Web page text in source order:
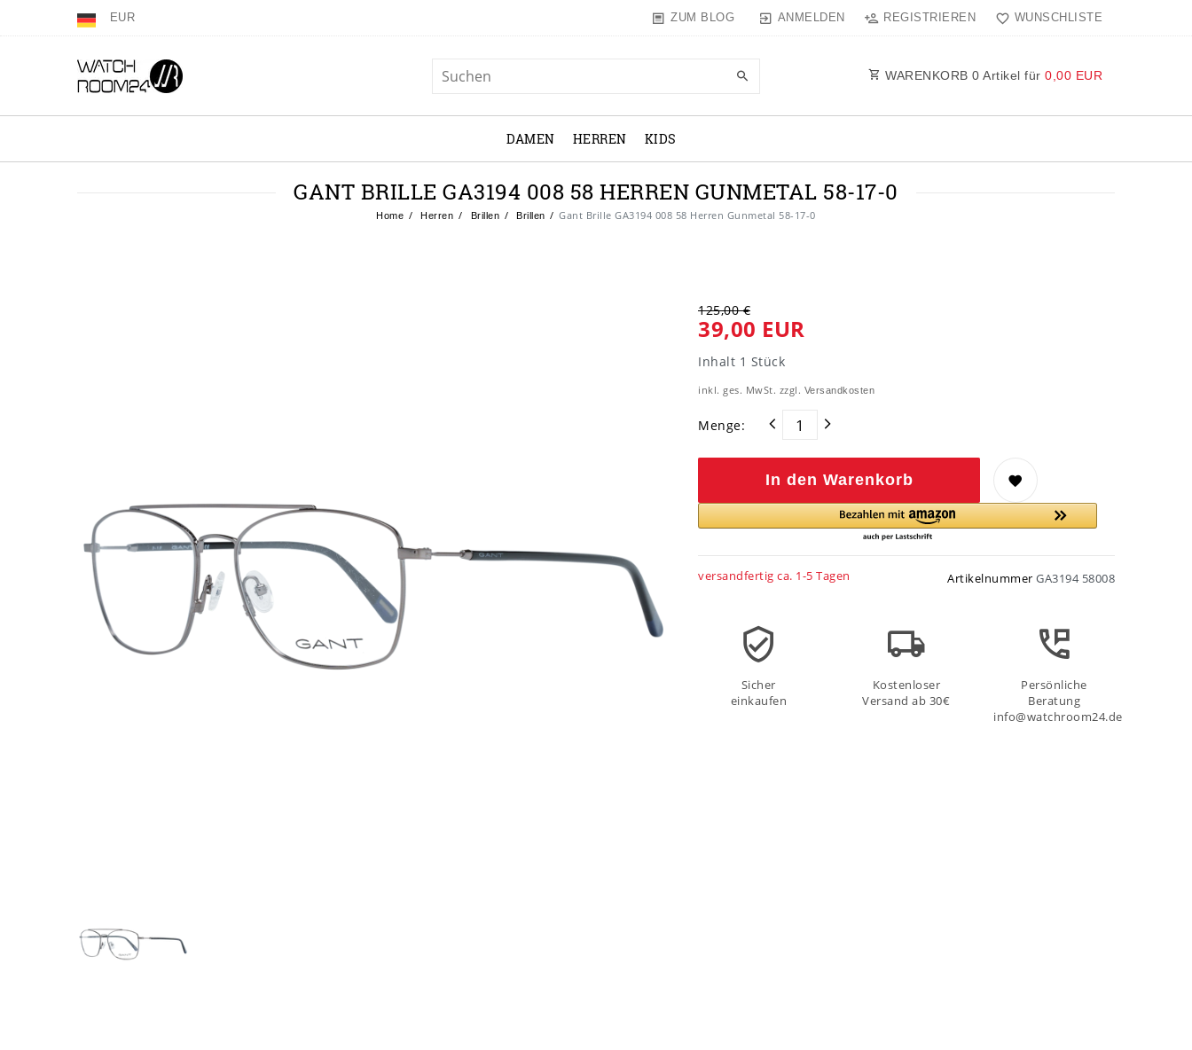
EUR ZUM BLOG ANMELDEN REGISTRIEREN WUNSCHLISTE
WARENKORB 0 Artikel für 0,00 EUR
DAMEN HERREN KIDS
GANT BRILLE GA3194 008 58 HERREN GUNMETAL 58-17-0
Home Herren Brillen Brillen Gant Brille GA3194 008 58 Herren Gunmetal 58-17-0
125,00 €
39,00 EUR
Inhalt 1 Stück
inkl. ges. MwSt. zzgl. Versandkosten
Menge:
In den Warenkorb
versandfertig ca. 1-5 Tagen Artikelnummer GA3194 58008
Sicher
einkaufen
Kostenloser
Versand ab 30€
Persönliche
Beratung
info@watchroom24.de